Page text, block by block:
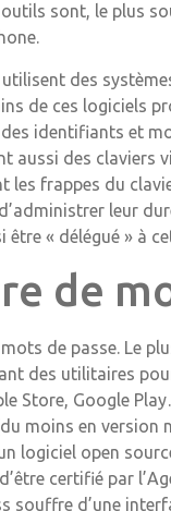
sont, le plus
des
de ces logiciels
identifiants et
aussi des claviers
les frappes du
leur
être « délégué » à
de
de passe. Le
des utilitaires
Store, Google
moins en
logiciel open
certifié par
souffre d’une